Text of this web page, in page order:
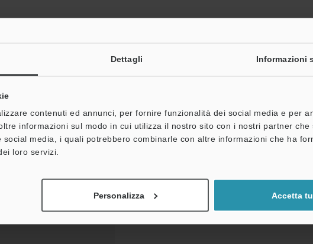
Dettagli Informazioni
contenuti ed annunci, per fornire funzionalità dei social media e per
informazioni sul modo in cui utilizza il nostro sito con i nostri partner che
media, i quali potrebbero combinarle con altre informazioni che ha
loro servizi.
Personalizza Accetta
LK-